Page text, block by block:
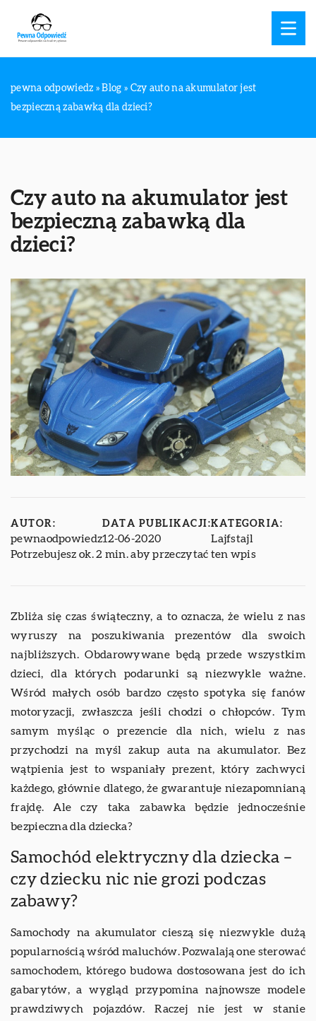
pewna odpowiedz »Blog » Czy auto na akumulator jest
bezpieczną zabawką dla dzieci?
Czy auto na akumulator jest
bezpieczną zabawką dla
dzieci?
AUTOR:
pewnaodpowiedz
DATA PUBLIKACJI:
12-06-2020
KATEGORIA:
Lajfstajl
Potrzebujesz ok. 2 min. aby przeczytać ten wpis
Zbliża się czas świąteczny, a to oznacza, że wielu z nas
wyruszy na poszukiwania prezentów dla swoich
najbliższych. Obdarowywane będą przede wszystkim
dzieci, dla których podarunki są niezwykle ważne.
Wśród małych osób bardzo często spotyka się fanów
motoryzacji, zwłaszcza jeśli chodzi o chłopców. Tym
samym myśląc o prezencie dla nich, wielu z nas
przychodzi na myśl zakup auta na akumulator. Bez
wątpienia jest to wspaniały prezent, który zachwyci
każdego, głównie dlatego, że gwarantuje niezapomnianą
frajdę. Ale czy taka zabawka będzie jednocześnie
bezpieczna dla dziecka?
Samochód elektryczny dla dziecka –
czy dziecku nic nie grozi podczas
zabawy?
Samochody na akumulator cieszą się niezwykle dużą
popularnością wśród maluchów. Pozwalają one sterować
samochodem, którego budowa dostosowana jest do ich
gabarytów, a wygląd przypomina najnowsze modele
prawdziwych pojazdów. Raczej nie jest w stanie